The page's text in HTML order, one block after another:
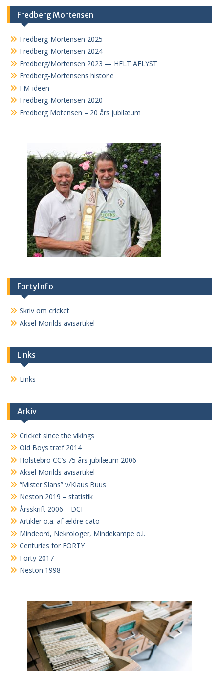
Fredberg Mortensen
Fredberg-Mortensen 2025
Fredberg-Mortensen 2024
Fredberg/Mortensen 2023 — HELT AFLYST
Fredberg-Mortensens historie
FM-ideen
Fredberg-Mortensen 2020
Fredberg Motensen – 20 års jubilæum
FortyInfo
Skriv om cricket
Aksel Morilds avisartikel
Links
Links
Arkiv
Cricket since the vikings
Old Boys træf 2014
Holstebro CC’s 75 års jubilæum 2006
Aksel Morilds avisartikel
“Mister Slans” v/Klaus Buus
Neston 2019 – statistik
Årsskrift 2006 – DCF
Artikler o.a. af ældre dato
Mindeord, Nekrologer, Mindekampe o.l.
Centuries for FORTY
Forty 2017
Neston 1998